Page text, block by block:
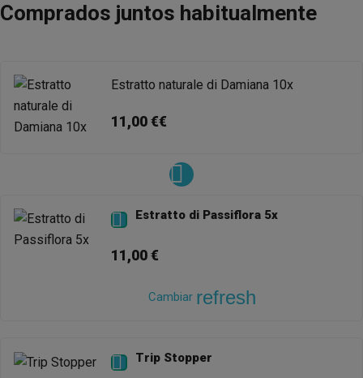
Comprados juntos habitualmente
Estratto naturale di Damiana 10x
11,00 €€
 Estratto di Passiflora 5x
11,00 €
Cambiar refresh
 Trip Stopper